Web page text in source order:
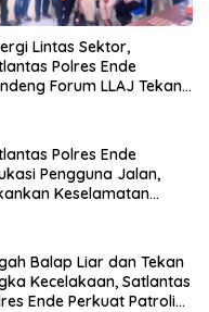
Lintas Sektor,
Polres Ende
Forum LLAJ Tekan
Polres Ende
Pengguna Jalan,
Keselamatan
Balap Liar dan Tekan
Kecelakaan, Satlantas
Ende Perkuat Patroli